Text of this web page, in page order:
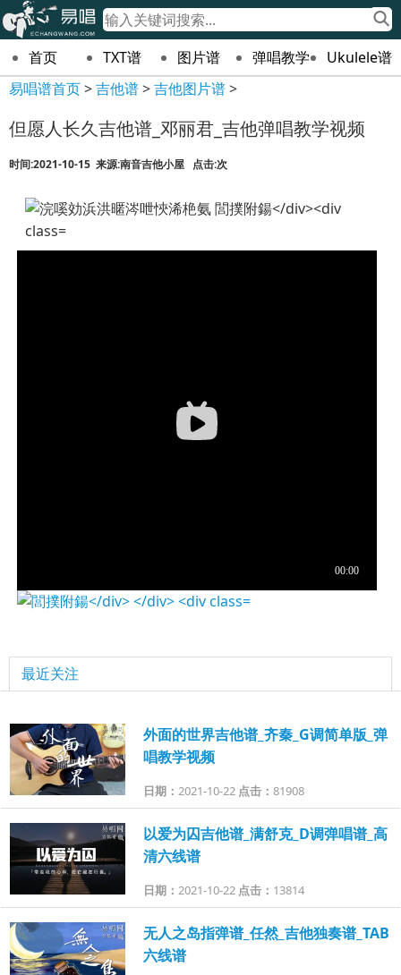
首页 TXT谱 图片谱 弹唱教学
Ukulele谱
易唱谱首页>吉他谱>吉他图片谱>
但愿人长久吉他谱_邓丽君_吉他弹唱教学视频
时间:2021-10-15 来源:南音吉他小屋 点击:次
最近关注
外面的世界吉他谱_齐秦_G调简单版_弹
唱教学视频
日期： 2021-10-22 点击： 81908
以爱为囚吉他谱_满舒克_D调弹唱谱_高
清六线谱
日期： 2021-10-22 点击： 13814
无人之岛指弹谱_任然_吉他独奏谱_TAB
六线谱